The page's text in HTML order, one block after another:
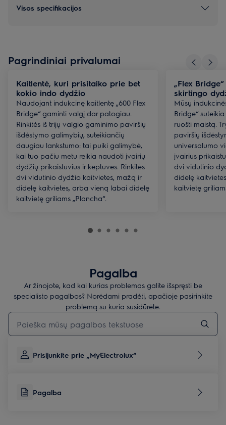
Visos specifikacijos
Pagrindiniai privalumai
Kaitlentė, kuri prisitaiko prie bet
kokio indo dydžio
Naudojant indukcinę kaitlentę „600 Flex
Bridge“ gaminti valgį dar patogiau.
Rinkitės iš trijų valgio gaminimo paviršių
išdėstymo galimybių, suteikiančių
daugiau lankstumo: tai puiki galimybė,
kai tuo pačiu metu reikia naudoti įvairių
dydžių prikaistuvius ir keptuves. Rinkitės
dvi vidutinio dydžio kaitvietes, mažą ir
didelę kaitvietes, arba vieną labai didelę
kaitvietę griliams „Plancha“.
„Flex
skirtingo
Mūsų
Bridge“
ruošti maistą.
paviršių
universalumo
įvairius
dvi vidutinio
didelę
kaitvietę
Pagalba
Ar žinojote, kad kai kurias problemas galite išspręsti be
specialisto pagalbos? Norėdami pradėti, apačioje pasirinkite
problemą su kuria susidūrėte.
Įveskite tekstą, jei norite ieškoti pagalbinių straipsnių
Prisijunkite prie „MyElectrolux“
Pagalba